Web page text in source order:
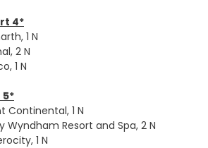
4*
1 N
2 N
1 N
5*
Continental, 1 N
Wyndham Resort and Spa, 2 N
1 N